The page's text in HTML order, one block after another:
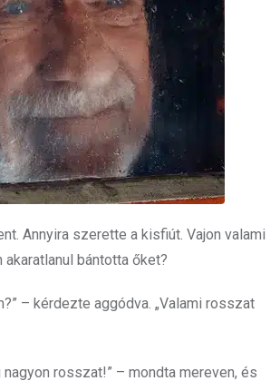
Annyira szerette a kisfiút. Vajon valami
bántotta őket?
– kérdezte aggódva. „Valami rosszat
nagyon rosszat!” – mondta mereven, és